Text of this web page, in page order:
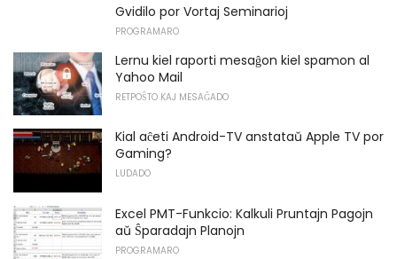
Gvidilo por Vortaj Seminarioj
PROGRAMARO
Lernu kiel raporti mesaĝon kiel spamon al
Yahoo Mail
RETPOŜTO KAJ MESAĜADO
Kial aĉeti Android-TV anstataŭ Apple TV por
Gaming?
LUDADO
Excel PMT-Funkcio: Kalkuli Pruntajn Pagojn
aŭ Ŝparadajn Planojn
PROGRAMARO